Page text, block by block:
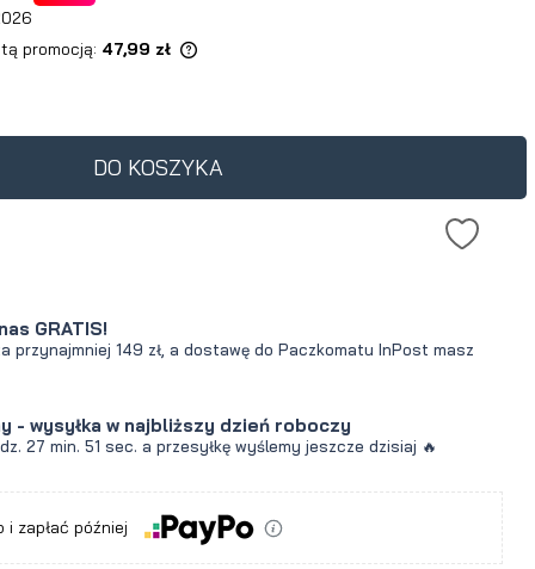
promocją: 47,99 zł
się w sprzedaży.DO KOSZYKA
GRATIS!
przynajmniej 149 zł, a dostawę do Paczkomatu InPost masz
- wysyłka w najbliższy dzień roboczy
27 min.50 sec.a przesyłkę wyślemy jeszcze dzisiaj 🔥
i zapłać później